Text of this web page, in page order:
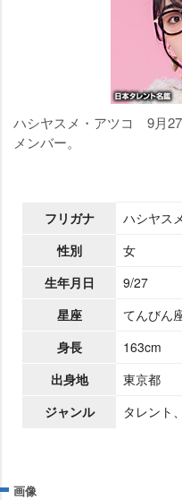
ハシヤスメ・アツコ 9月
メンバー。
フリガナ
ハシヤス
性別
女
生年月日
9/27
星座
てんびん
身長
163cm
出身地
東京都
ジャンル
タレント
画像